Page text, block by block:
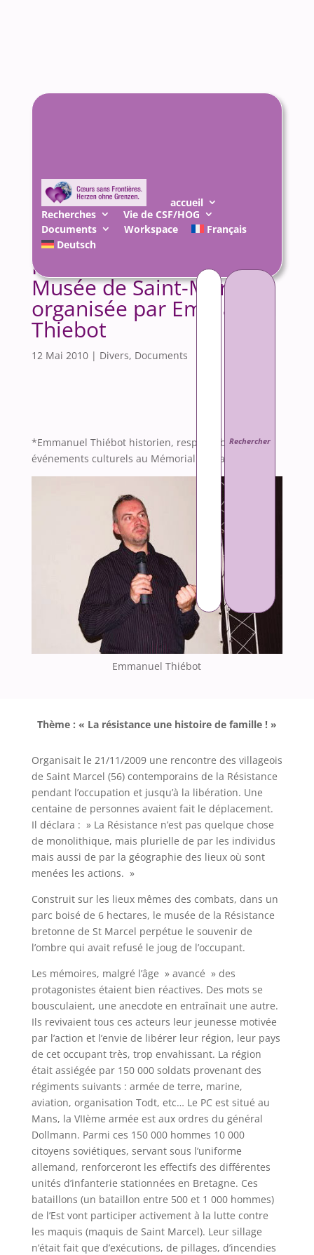
accueil
Recherches
Vie de CSF/HOG
Documents
Workspace
Français
Deutsch
Rechercher :
Rencontre historique au
Musée de Saint-Marcel
organisée par Emmanuel
Thiebot
12 Mai 2010| Divers, Documents
*Emmanuel Thiébot historien, responsable des
événements culturels au Mémorial de Caen.
Emmanuel Thiébot
Thème : « La résistance une histoire de famille ! »
Organisait le 21/11/2009 une rencontre des villageois
de Saint Marcel (56) contemporains de la Résistance
pendant l’occupation et jusqu’à la libération. Une
centaine de personnes avaient fait le déplacement.
Il déclara : » La Résistance n’est pas quelque chose
de monolithique, mais plurielle de par les individus
mais aussi de par la géographie des lieux où sont
menées les actions. »
Construit sur les lieux mêmes des combats, dans un
parc boisé de 6 hectares, le musée de la Résistance
bretonne de St Marcel perpétue le souvenir de
l’ombre qui avait refusé le joug de l’occupant.
Les mémoires, malgré l’âge » avancé » des
protagonistes étaient bien réactives. Des mots se
bousculaient, une anecdote en entraînait une autre.
Ils revivaient tous ces acteurs leur jeunesse motivée
par l’action et l’envie de libérer leur région, leur pays
de cet occupant très, trop envahissant. La région
était assiégée par 150 000 soldats provenant des
régiments suivants : armée de terre, marine,
aviation, organisation Todt, etc… Le PC est situé au
Mans, la VIIème armée est aux ordres du général
Dollmann. Parmi ces 150 000 hommes 10 000
citoyens soviétiques, servant sous l’uniforme
allemand, renforceront les effectifs des différentes
unités d’infanterie stationnées en Bretagne. Ces
bataillons (un bataillon entre 500 et 1 000 hommes)
de l’Est vont participer activement à la lutte contre
les maquis (maquis de Saint Marcel). Leur sillage
n’était fait que d’exécutions, de pillages, d’incendies